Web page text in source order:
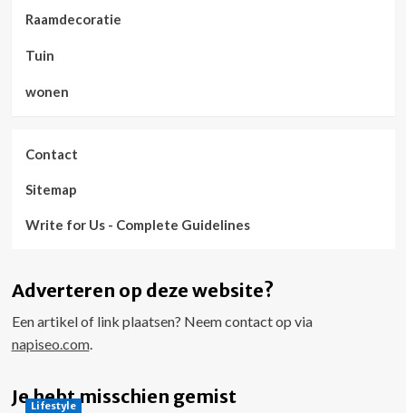
Raamdecoratie
Tuin
wonen
Contact
Sitemap
Write for Us - Complete Guidelines
Adverteren op deze website?
Een artikel of link plaatsen? Neem contact op via
napiseo.com.
Je hebt misschien gemist
Lifestyle